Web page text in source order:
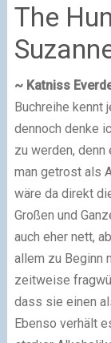
The
~ Katniss
Buchreihe kennt
dennoch denke
zu werden,
man getrost als
wäre da direkt
Großen und
auch eher nett,
allem zu Beginn
zeitweise
dass sie einen
Ebenso verhält